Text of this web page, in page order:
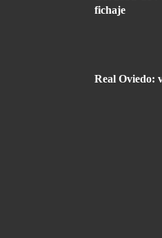
fichaje
Real Oviedo: